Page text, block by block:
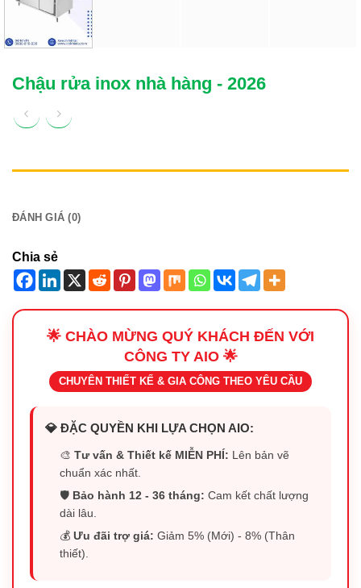
Chậu rửa inox nhà hàng - 2026
ĐÁNH GIÁ (0)
Chia sẻ
🌟 CHÀO MỪNG QUÝ KHÁCH ĐẾN VỚI
CÔNG TY AIO 🌟
CHUYÊN THIẾT KẾ & GIA CÔNG THEO YÊU CẦU
💎 ĐẶC QUYỀN KHI LỰA CHỌN AIO:
🎨Tư vấn & Thiết kế MIỄN PHÍ: Lên bản vẽ
chuẩn xác nhất.
🛡️ Bảo hành 12 - 36 tháng: Cam kết chất lượng
dài lâu.
💰Ưu đãi trợ giá: Giảm 5% (Mới) - 8% (Thân
thiết).